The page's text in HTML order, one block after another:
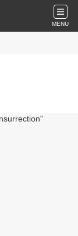
MENU